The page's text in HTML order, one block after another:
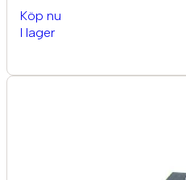
Köp nu
I lager